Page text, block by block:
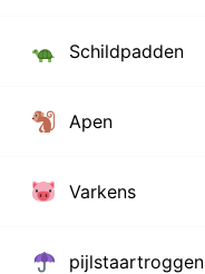
Schildpadden
Apen
Varkens
pijlstaartroggen